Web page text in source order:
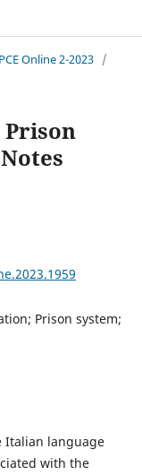
Online 2-2023 /
Prison system;
Italian language
with the